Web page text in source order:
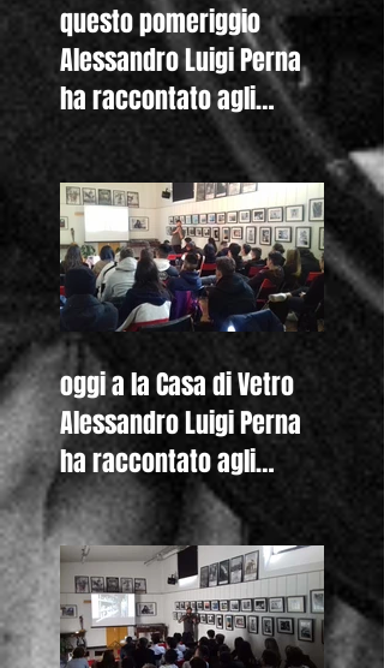
questo pomeriggio
Alessandro Luigi Perna
ha raccontato agli
studenti del Liceo
Colombini di Piacenza
oggi a la Casa di Vetro
Alessandro Luigi Perna
ha raccontato agli
studenti del Liceo De
Nicola di Se